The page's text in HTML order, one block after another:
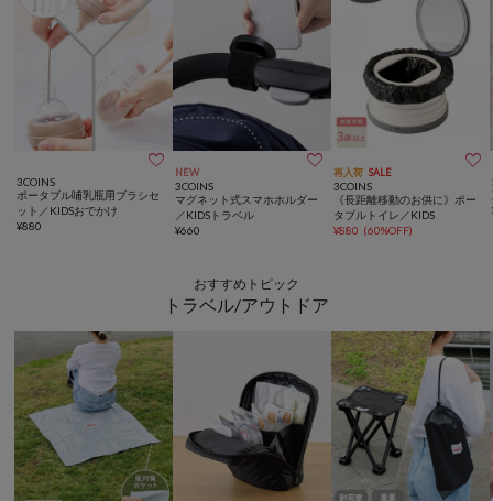

3COINS
ポータブル哺乳瓶用ブラシセ
ット／KIDSおでかけ
¥880
NEW 
3COINS
マグネット式スマホホルダー
／KIDSトラベル
¥660
再入荷 SALE 
3COINS
《長距離移動のお供に》ポー
タブルトイレ／KIDS
¥880 (60%OFF)
おすすめトピック
トラベル/アウトドア